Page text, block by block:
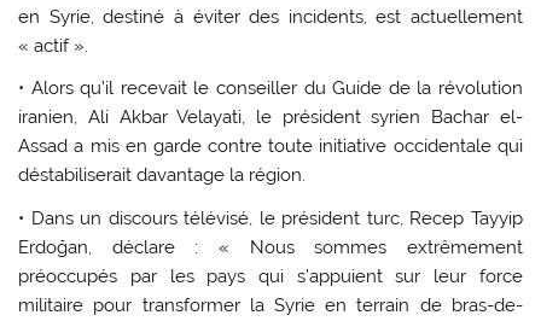
en Syrie, destiné à éviter des incidents, est actuellement
« actif ».
• Alors qu’il recevait le conseiller du Guide de la révolution
iranien, Ali Akbar Velayati, le président syrien Bachar el-
Assad a mis en garde contre toute initiative occidentale qui
déstabiliserait davantage la région.
• Dans un discours télévisé, le président turc, Recep Tayyip
Erdoğan, déclare : « Nous sommes extrêmement
préoccupés par les pays qui s’appuient sur leur force
militaire pour transformer la Syrie en terrain de bras-de-